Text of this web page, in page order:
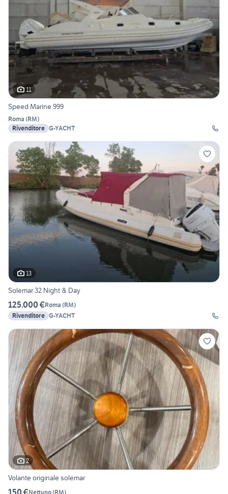
11
Speed Marine 999
Roma (RM)
Rivenditore G-YACHT
13
Solemar 32 Night & Day
125.000 €Roma (RM)
Rivenditore G-YACHT
2
Volante originale solemar
Nettuno(RM)